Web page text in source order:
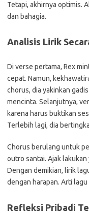
Tetapi, akhirnya optimis.
dan bahagia.
Analisis Lirik
Di verse pertama, Rex
cepat. Namun,
chorus, dia yakinkan
mencinta. Selanjutnya,
karena harus buktikan
Terlebih lagi, dia
Chorus berulang untuk
outro santai. Ajak
Dengan demikian, lirik
dengan harapan. Arti
Refleksi Pribadi